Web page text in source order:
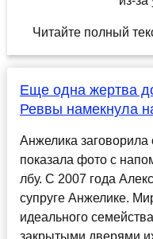
Читайте полный
Еще одна жертва
Реввы намекнула
Анжелика
показала фото с
лбу. С 2007 года
супруге Анжелике.
идеального